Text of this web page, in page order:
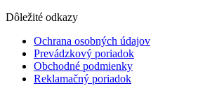
Dôležité odkazy
Ochrana osobných údajov
Prevádzkový poriadok
Obchodné podmienky
Reklamačný poriadok